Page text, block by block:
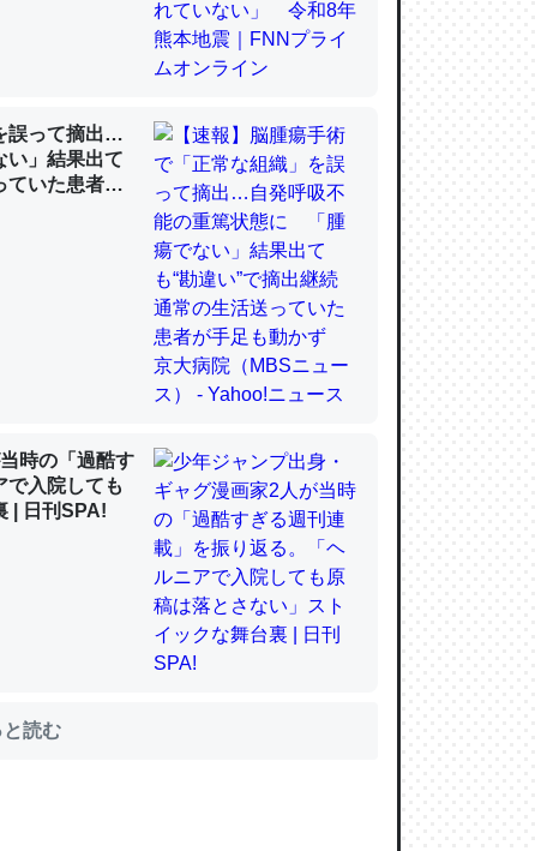
なぜ海にいないのか」に関する新仮説
脊椎動物と貝類は苦労してるんだな…。腹足
してるし。
なぜ海にいないのか」に関する新仮説
いてる。ぼちぼちRingも置こうかと画策
ツール導入でコミュニケーションが劇的に変化し
した。PrimeとかSpotifyを支払う孝行もで
……
誤って摘出…
」結果出て
いた患者が
- Yahoo!ニ
時の「過酷す
で入院しても
| 日刊SPA!
と読む